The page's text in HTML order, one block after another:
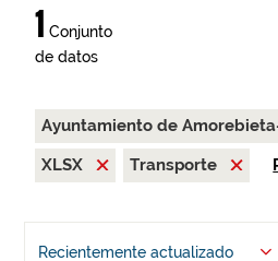
1 Conjunto
de datos
Ayuntamiento de
XLSX
Transporte
Recientemente actualizado